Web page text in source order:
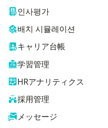
인사평가
배치 시뮬레이션
キャリア台帳
学習管理
HRアナリティクス
採用管理
メッセージ